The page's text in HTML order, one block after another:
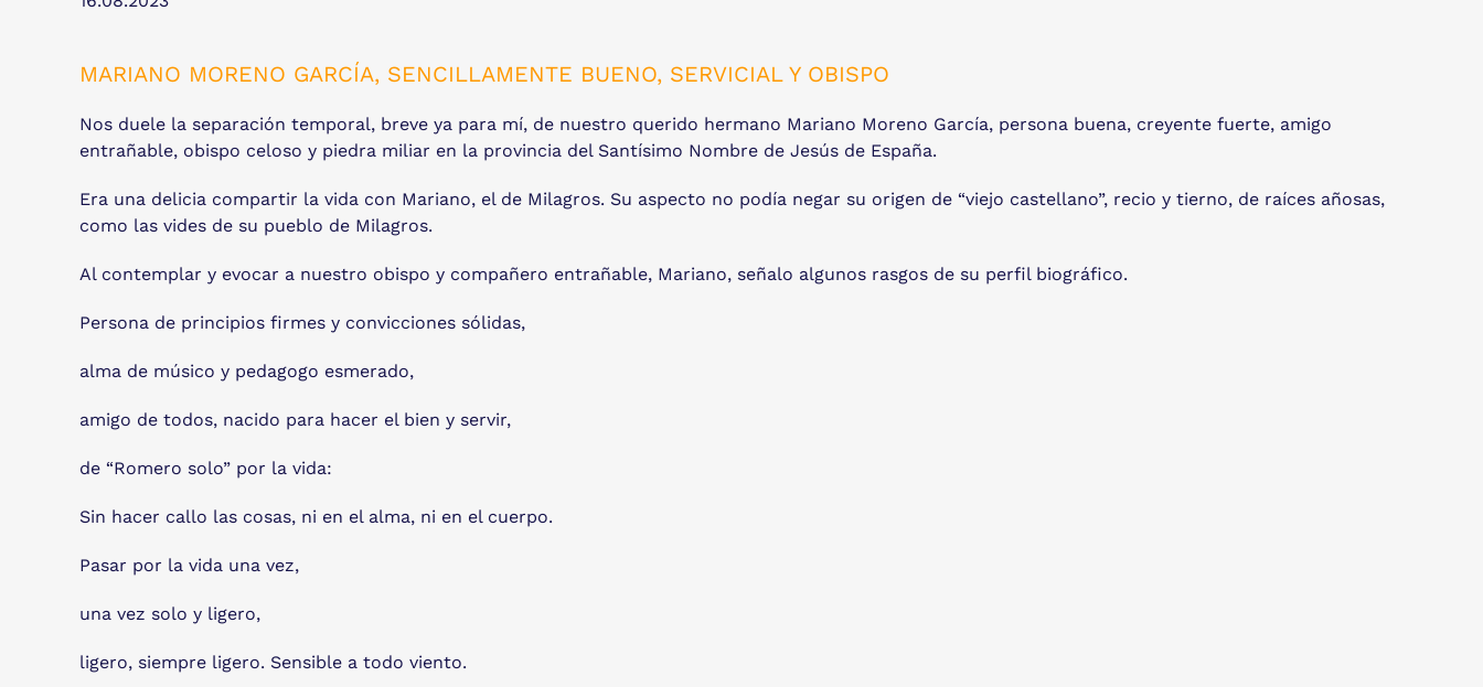
MARIANO MORENO GARCÍA, SENCILLAMENTE BUENO, SERVICIAL Y OBISPO
Nos duele la separación temporal, breve ya para mí, de nuestro querido hermano Mariano Moreno García, persona buena, creyente fuerte, amigo
entrañable, obispo celoso y piedra miliar en la provincia del Santísimo Nombre de Jesús de España.
Era una delicia compartir la vida con Mariano, el de Milagros. Su aspecto no podía negar su origen de “viejo castellano”, recio y tierno, de raíces añosas,
como las vides de su pueblo de Milagros.
Al contemplar y evocar a nuestro obispo y compañero entrañable, Mariano, señalo algunos rasgos de su perfil biográfico.
Persona de principios firmes y convicciones sólidas,
alma de músico y pedagogo esmerado,
amigo de todos, nacido para hacer el bien y servir,
de “Romero solo” por la vida:
Sin hacer callo las cosas, ni en el alma, ni en el cuerpo.
Pasar por la vida una vez,
una vez solo y ligero,
ligero, siempre ligero. Sensible a todo viento.